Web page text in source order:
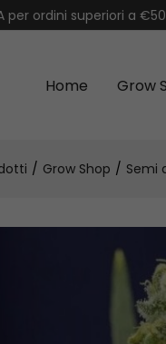
per ordini superiori a €50
Home Grow
Grow Shop Semi